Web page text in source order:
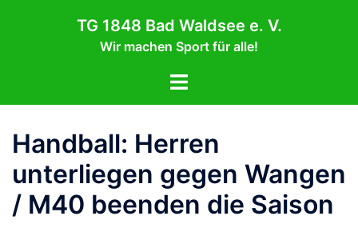
TG 1848 Bad Waldsee e. V.
Wir machen Sport für alle!
Menü
Handball: Herren
unterliegen gegen Wangen
/ M40 beenden die Saison